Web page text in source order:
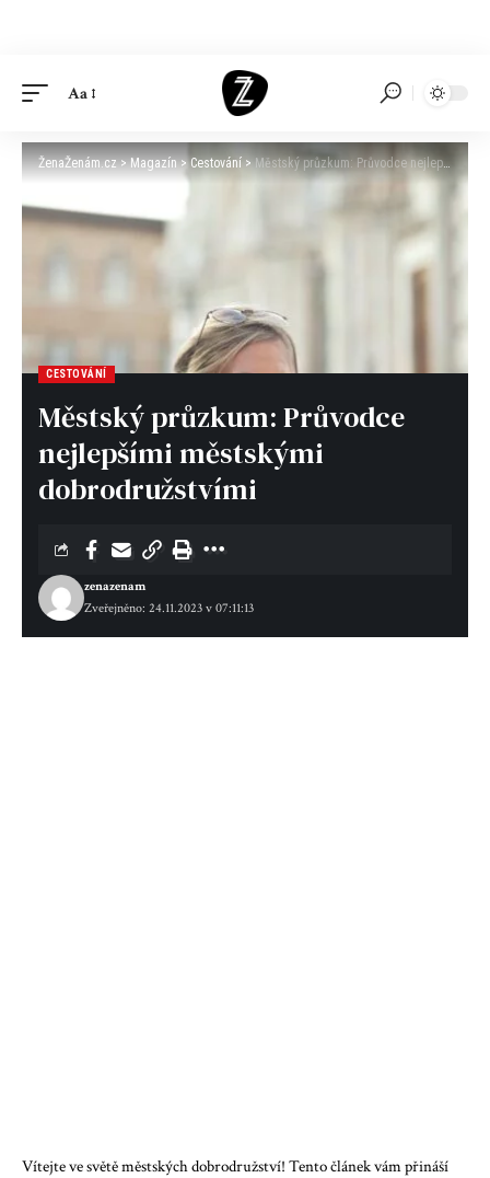
Aa
ŽenaŽenám.cz>Magazín>Cestování >Městský průzkum: Průvodce nejlepšími městskými dobrodružstvími
CESTOVÁNÍ
Městský průzkum: Průvodce
nejlepšími městskými
dobrodružstvími
Zveřejněno: 24.11.2023 v 07:11:13
zenazenam
Vítejte ve světě městských dobrodružství! Tento článek vám přináší